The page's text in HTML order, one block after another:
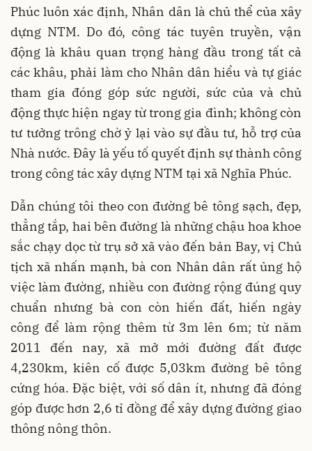
Phúc luôn xác định, Nhân dân là chủ thể của xây
dựng NTM. Do đó, công tác tuyên truyền, vận
động là khâu quan trọng hàng đầu trong tất cả
các khâu, phải làm cho Nhân dân hiểu và tự giác
tham gia đóng góp sức người, sức của và chủ
động thực hiện ngay từ trong gia đình; không còn
tư tưởng trông chờ ỷ lại vào sự đầu tư, hỗ trợ của
Nhà nước. Đây là yếu tố quyết định sự thành công
trong công tác xây dựng NTM tại xã Nghĩa Phúc.
Dẫn chúng tôi theo con đường bê tông sạch, đẹp,
thẳng tắp, hai bên đường là những chậu hoa khoe
sắc chạy dọc từ trụ sở xã vào đến bản Bay, vị Chủ
tịch xã nhấn mạnh, bà con Nhân dân rất ủng hộ
việc làm đường, nhiều con đường rộng đúng quy
chuẩn nhưng bà con còn hiến đất, hiến ngày
công để làm rộng thêm từ 3m lên 6m; từ năm
2011 đến nay, xã mở mới đường đất được
4,230km, kiên cố được 5,03km đường bê tông
cứng hóa. Đặc biệt, với số dân ít, nhưng đã đóng
góp được hơn 2,6 tỉ đồng để xây dựng đường giao
thông nông thôn.